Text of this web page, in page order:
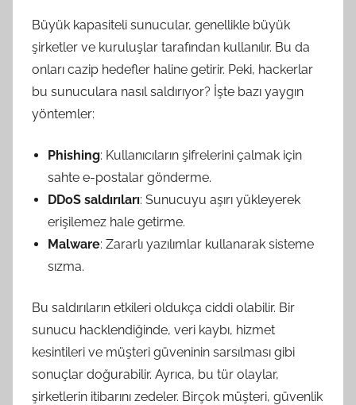
Büyük kapasiteli sunucular, genellikle büyük
şirketler ve kuruluşlar tarafından kullanılır. Bu da
onları cazip hedefler haline getirir. Peki, hackerlar
bu sunuculara nasıl saldırıyor? İşte bazı yaygın
yöntemler:
Phishing: Kullanıcıların şifrelerini çalmak için
sahte e-postalar gönderme.
DDoS saldırıları: Sunucuyu aşırı yükleyerek
erişilemez hale getirme.
Malware: Zararlı yazılımlar kullanarak sisteme
sızma.
Bu saldırıların etkileri oldukça ciddi olabilir. Bir
sunucu hacklendiğinde, veri kaybı, hizmet
kesintileri ve müşteri güveninin sarsılması gibi
sonuçlar doğurabilir. Ayrıca, bu tür olaylar,
şirketlerin itibarını zedeler. Birçok müşteri, güvenlik